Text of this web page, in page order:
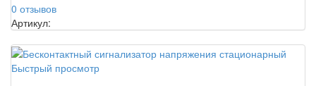
0 отзывов
Артикул:
Быстрый просмотр